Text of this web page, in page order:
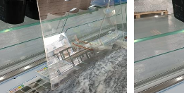
141,00 €.
es:
87,00 €.